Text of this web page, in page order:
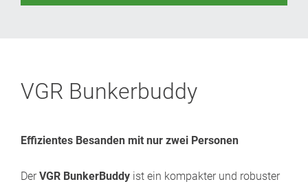
VGR Bunkerbuddy
Effizientes Besanden mit nur zwei Personen
DerVGR BunkerBuddy ist ein kompakter und robuster